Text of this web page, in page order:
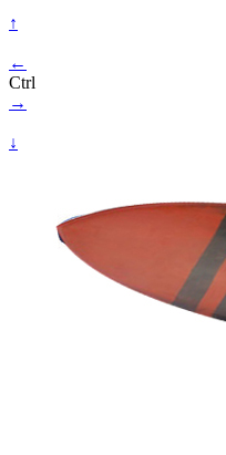
↑
←
Ctrl
→
↓